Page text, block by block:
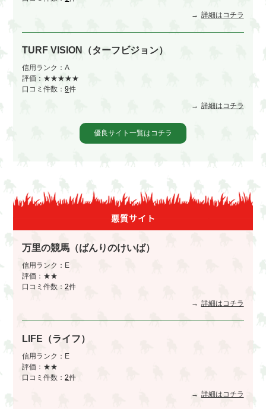
詳細はコチラ
TURF VISION（ターフビジョン）
信用ランク：A
評価：★★★★★
口コミ件数：9件
詳細はコチラ
優良サイト一覧はコチラ
悪質サイト
万里の競馬（ばんりのけいば）
信用ランク：E
評価：★★
口コミ件数：2件
詳細はコチラ
LIFE（ライフ）
信用ランク：E
評価：★★
口コミ件数：2件
詳細はコチラ